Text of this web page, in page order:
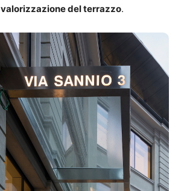
valorizzazione del terrazzo.